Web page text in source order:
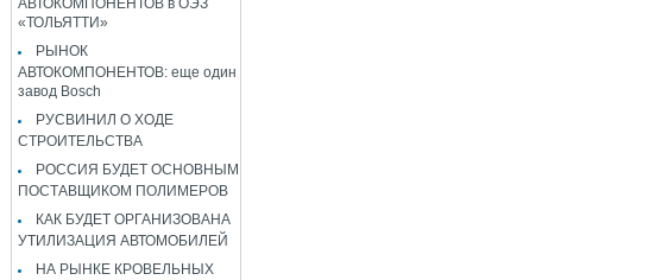
«ТОЛЬЯТТИ»
РЫНОК
АВТОКОМПОНЕНТОВ: еще один
завод Bosch
РУСВИНИЛ О ХОДЕ
СТРОИТЕЛЬСТВА
РОССИЯ БУДЕТ ОСНОВНЫМ
ПОСТАВЩИКОМ ПОЛИМЕРОВ
КАК БУДЕТ ОРГАНИЗОВАНА
УТИЛИЗАЦИЯ АВТОМОБИЛЕЙ
НА РЫНКЕ КРОВЕЛЬНЫХ